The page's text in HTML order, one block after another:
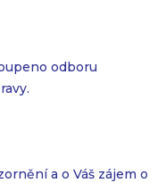
odboru
a o Váš zájem o